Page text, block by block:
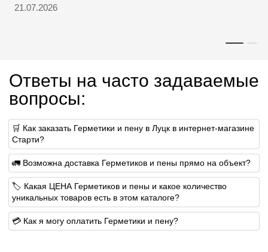
21.07.2026
Ответы на часто задаваемые
вопросы:
🛒 Как заказать Герметики и пену в Луцк в интернет-магазине
Старти?
🚛 Возможна доставка Герметиков и пены прямо на объект?
🏷 Какая ЦЕНА Герметиков и пены и какое количество
уникальных товаров есть в этом каталоге?
💳 Как я могу оплатить Герметики и пену?